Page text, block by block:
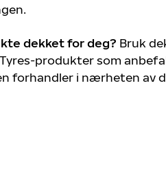
dekket for deg? Bruk
produkter som
forhandler i nærheten av